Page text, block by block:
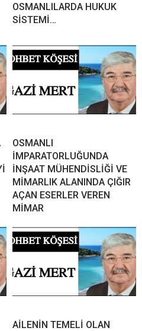
OSMANLILARDA HUKUK
SİSTEMİ…
OSMANLI
İMPARATORLUĞUNDA
İNŞAAT MÜHENDİSLİĞİ VE
MİMARLIK ALANINDA ÇIĞIR
AÇAN ESERLER VEREN
MİMAR
AİLENİN TEMELİ OLAN